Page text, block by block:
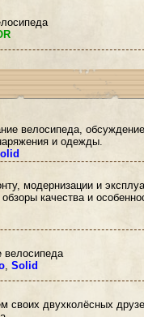
велосипеда, обсуждение
и одежды.
модернизации и
качества и
, Solid
своих двухколёсных